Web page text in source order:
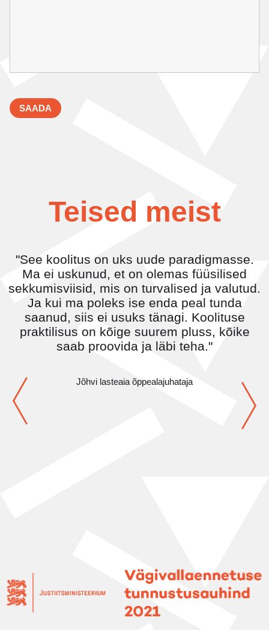
Teised meist
"See koolitus on uks uude paradigmasse.
Ma ei uskunud, et on olemas füüsilised
sekkumisviisid, mis on turvalised ja valutud.
Ja kui ma poleks ise enda peal tunda
saanud, siis ei usuks tänagi. Koolituse
praktilisus on kõige suurem pluss, kõike
saab proovida ja läbi teha."
Jõhvi lasteaia õppealajuhataja